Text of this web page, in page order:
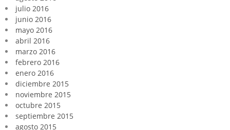
julio 2016
junio 2016
mayo 2016
abril 2016
marzo 2016
febrero 2016
enero 2016
diciembre 2015
noviembre 2015
octubre 2015
septiembre 2015
agosto 2015